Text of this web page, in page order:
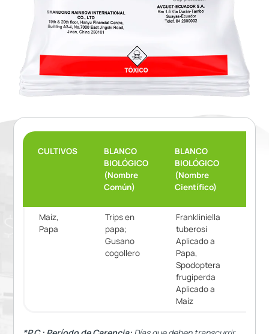
CULTIVOS
BLANCO
BIOLÓGICO
(Nombre
Común)
BLANCO
BIOLÓGICO
(Nombre
Científico)
Maíz,
Papa
Trips en
papa;
Gusano
cogollero
Frankliniella
tuberosi
Aplicado a
Papa,
Spodoptera
frugiperda
Aplicado a
Maíz